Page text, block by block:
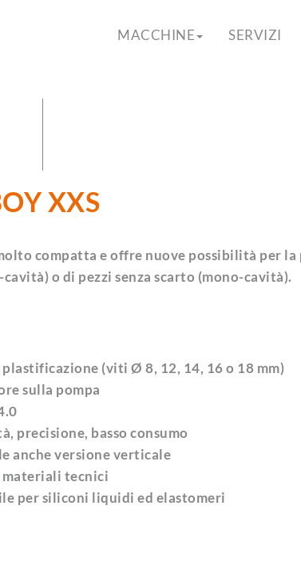
MACCHINE SERVIZI
XXS
compatta e offre nuove possibilità per
o di pezzi senza scarto (mono-cavità).
(viti Ø 8, 12, 14, 16 o 18 mm)
sulla pompa
precisione, basso consumo
anche versione verticale
materiali tecnici
per siliconi liquidi ed elastomeri